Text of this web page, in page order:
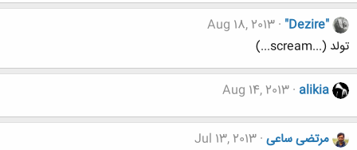
"Dezire"
Aug 18, 2013
تولد (...scream...)
alikia
Aug 14, 2013
مرتضی ساعی Jul 13, 2013